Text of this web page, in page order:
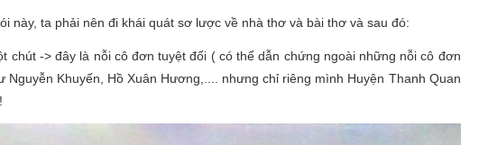
này, ta phải nên đi khái quát sơ lược về nhà thơ và bài thơ và sau đó:
chút -> đây là nỗi cô đơn tuyệt đối ( có thể dẫn chứng ngoài những nỗi cô đơn
Nguyễn Khuyến, Hồ Xuân Hương,.... nhưng chỉ riêng mình Huyện Thanh Quan